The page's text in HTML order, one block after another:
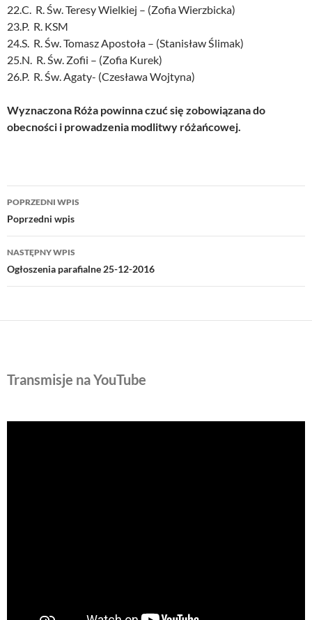
22.C. R. Św. Teresy Wielkiej – (Zofia Wierzbicka)
23.P. R. KSM
24.S. R. Św. Tomasz Apostoła – (Stanisław Ślimak)
25.N. R. Św. Zofii – (Zofia Kurek)
26.P. R. Św. Agaty- (Czesława Wojtyna)
Wyznaczona Róża powinna czuć się zobowiązana do
obecności i prowadzenia modlitwy różańcowej.
Nawigacja
wpisu
POPRZEDNI WPIS
Poprzedni wpis
NASTĘPNY WPIS
Ogłoszenia parafialne 25-12-2016
Transmisje na YouTube